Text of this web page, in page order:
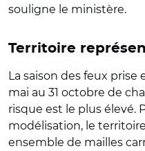
souligne le ministère.
Territoire
La saison des feux
mai au 31 octobre de
risque est le plus élevé.
modélisation, le
ensemble de mailles